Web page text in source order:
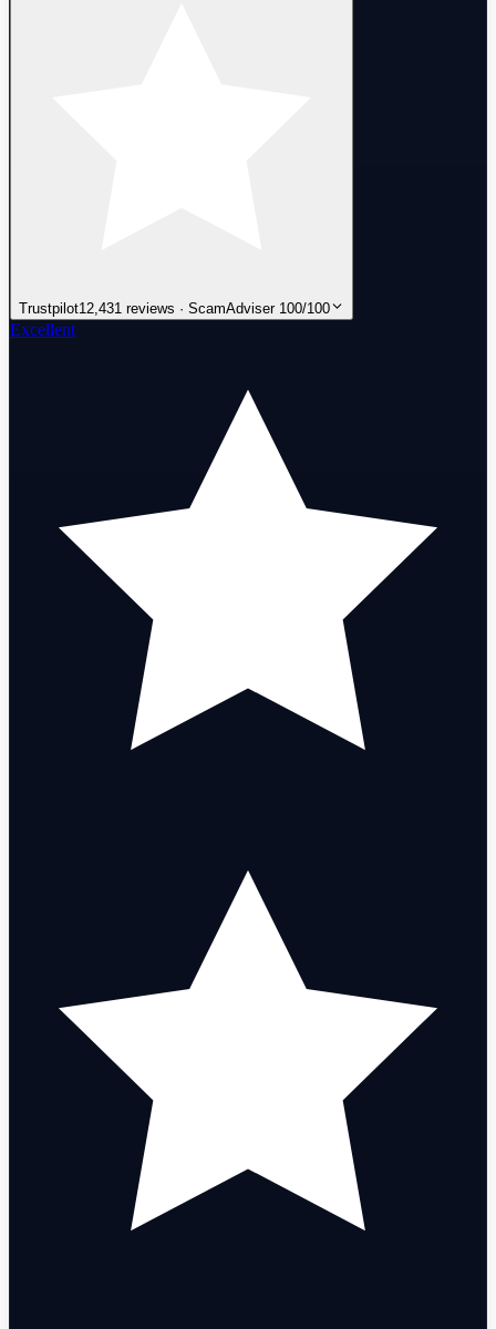
Trustpilot12,431 reviews · ScamAdviser 100/100
Excellent